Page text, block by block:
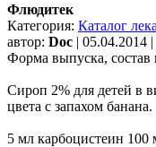
Флюдитек
Категория: Каталог
автор: Doc | 05.04.2014
Форма выпуска, состав
Сироп 2% для детей в
цвета с запахом банана.
5 мл карбоцистеин 100